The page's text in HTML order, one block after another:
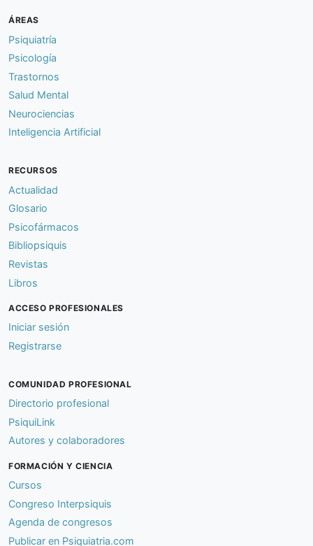
ÁREAS
Psiquiatría
Psicología
Trastornos
Salud Mental
Neurociencias
Inteligencia Artificial
RECURSOS
Actualidad
Glosario
Psicofármacos
Bibliopsiquis
Revistas
Libros
ACCESO PROFESIONALES
Iniciar sesión
Registrarse
COMUNIDAD PROFESIONAL
Directorio profesional
PsiquiLink
Autores y colaboradores
FORMACIÓN Y CIENCIA
Cursos
Congreso Interpsiquis
Agenda de congresos
Publicar en Psiquiatria.com